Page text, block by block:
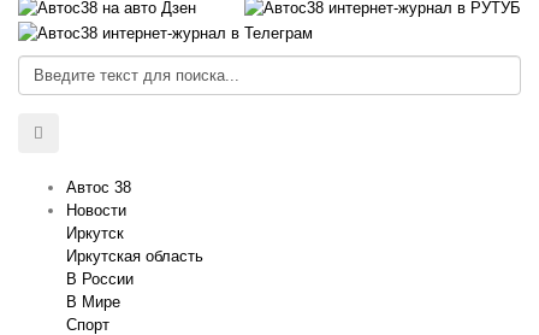
Автос 38
Новости
Иркутск
Иркутская область
В России
В Мире
Спорт